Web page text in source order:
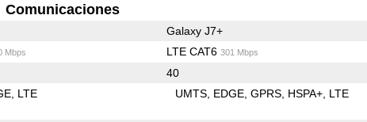
Comunicaciones
Galaxy J7+
Mbps LTE CAT6 301 Mbps
40
LTE UMTS EDGE GPRS HSPA+ LTE